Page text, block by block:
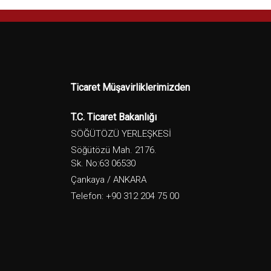
Ticaret Müşavirliklerimizden
T.C. Ticaret Bakanlığı
SÖĞÜTÖZÜ YERLEŞKESİ
Söğütözü Mah. 2176.
Sk. No:63 06530
Çankaya / ANKARA
Telefon: +90 312 204 75 00